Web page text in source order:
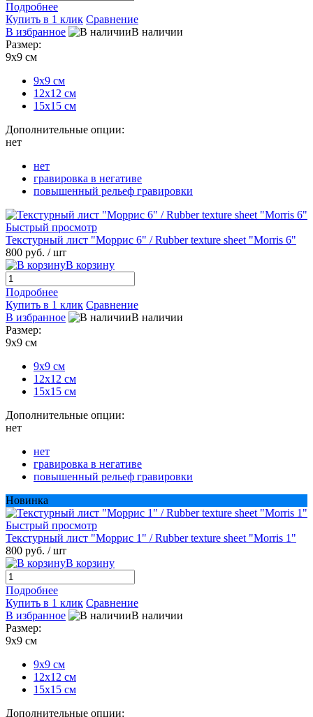
Подробнее
Купить в 1 клик Сравнение
В избранное
В наличии
Размер:
9х9 см
9х9 см
12х12 см
15х15 см
Дополнительные опции:
нет
нет
гравировка в негативе
повышенный рельеф гравировки
Быстрый просмотр
Текстурный лист "Моррис 6" / Rubber texture sheet "Morris 6"
800 руб. / шт
В корзину
Подробнее
Купить в 1 клик Сравнение
В избранное
В наличии
Размер:
9х9 см
9х9 см
12х12 см
15х15 см
Дополнительные опции:
нет
нет
гравировка в негативе
повышенный рельеф гравировки
Новинка
Быстрый просмотр
Текстурный лист "Моррис 1" / Rubber texture sheet "Morris 1"
800 руб. / шт
В корзину
Подробнее
Купить в 1 клик Сравнение
В избранное
В наличии
Размер:
9х9 см
9х9 см
12х12 см
15х15 см
Дополнительные опции: